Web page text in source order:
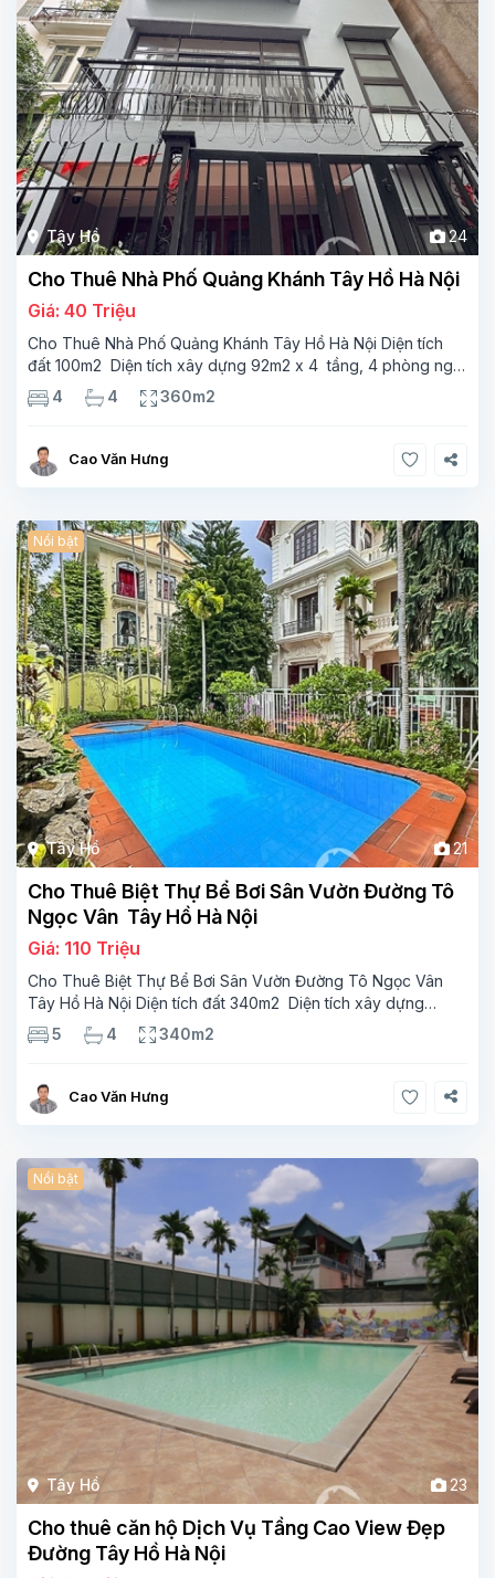
Tây Hồ 24
Cho Thuê Nhà Phố Quảng Khánh Tây Hồ Hà Nội
Giá: 40 Triệu
Cho Thuê Nhà Phố Quảng Khánh Tây Hồ Hà Nội Diện tích
đất 100m2 Diện tích xây dựng 92m2 x 4 tầng, 4 phòng ngủ
3 phòng tắm Tầng 1 – phòng bếp-1wc Tầng 2– phòng khách
, 1 phòng ngủ,1 phòng tắm Tầng 3- 2
4 4 360m2
Cao Văn Hưng
Tây Hồ 21
Nổi bật
Cho Thuê Biệt Thự Bể Bơi Sân Vườn Đường Tô
Ngọc Vân Tây Hồ Hà Nội
Giá: 110 Triệu
Cho Thuê Biệt Thự Bể Bơi Sân Vườn Đường Tô Ngọc Vân
Tây Hồ Hà Nội Diện tích đất 340m2 Diện tích xây dựng
110m2 Xây 3 tầng, 5 phòng ngủ 4 phòng tắm Tầng 1, ,
phòng khách , phòng bếp-1wc Tầng 2, 3
5 4 340m2
Cao Văn Hưng
Tây Hồ 23
Nổi bật
Cho thuê căn hộ Dịch Vụ Tầng Cao View Đẹp
Đường Tây Hồ Hà Nội